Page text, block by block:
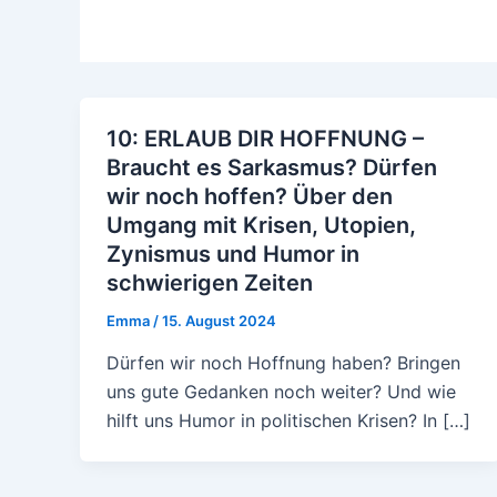
10: ERLAUB DIR HOFFNUNG –
Braucht es Sarkasmus? Dürfen
wir noch hoffen? Über den
Umgang mit Krisen, Utopien,
Zynismus und Humor in
schwierigen Zeiten
Emma /15. August 2024
Dürfen wir noch Hoffnung haben? Bringen
uns gute Gedanken noch weiter? Und wie
hilft uns Humor in politischen Krisen? In […]